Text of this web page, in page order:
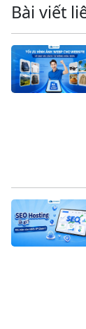
Bài viết